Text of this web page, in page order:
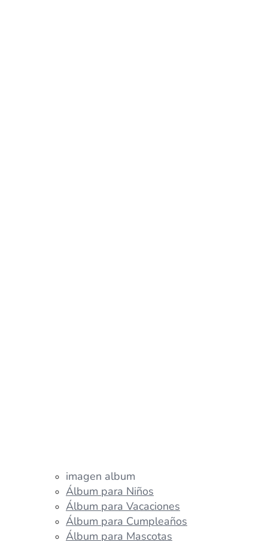
imagen album
Álbum para Niños
Álbum para Vacaciones
Álbum para Cumpleaños
Álbum para Mascotas